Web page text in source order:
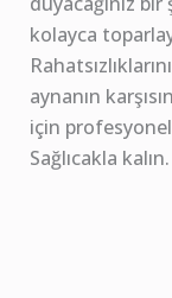
kolayca
aynanın
için
Sağlıcakla kalın.